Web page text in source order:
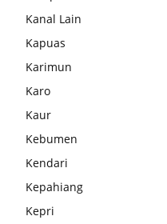
Kanal Lain
Kapuas
Karimun
Karo
Kaur
Kebumen
Kendari
Kepahiang
Kepri